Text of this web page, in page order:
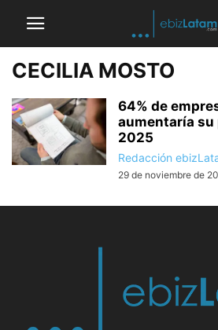
CECILIA MOSTO
64% de
aumentaría su
2025
Redacción
29 de noviembre de